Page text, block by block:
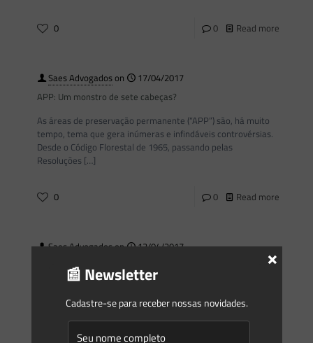
0 0 Read more
Saes Advogadoson
17/04/2017
APP: Um monstro de sete cabeças?
As áreas de preservação permanente (“APP”) são, há muito
tempo, tema que gera inúmeras e infindáveis controvérsias.
Desde o Código Florestal de 1965, passando pelas
Resoluções […]
0 0 Read more
Saes Advogadoson
13/04/2017
Ação Civil Pública objetiva nulidade de dispositivo em norma
do IPHAN
Um dos aspectos mais sensíveis no processo de
📰 Newsletter
Cadastre-se para receber nossas novidades.
×